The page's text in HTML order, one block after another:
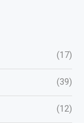
(17)
(39)
(12)